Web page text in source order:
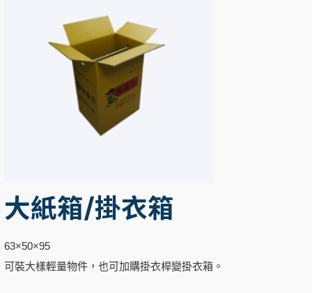
大紙箱/掛衣箱
63×50×95
可裝大樣輕量物件，也可加購掛衣桿變掛衣箱。